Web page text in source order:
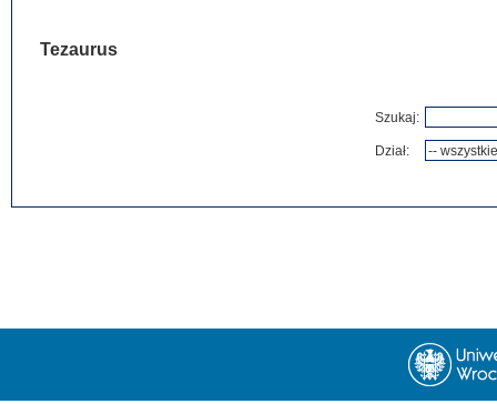
Tezaurus
Szukaj:
Dział: